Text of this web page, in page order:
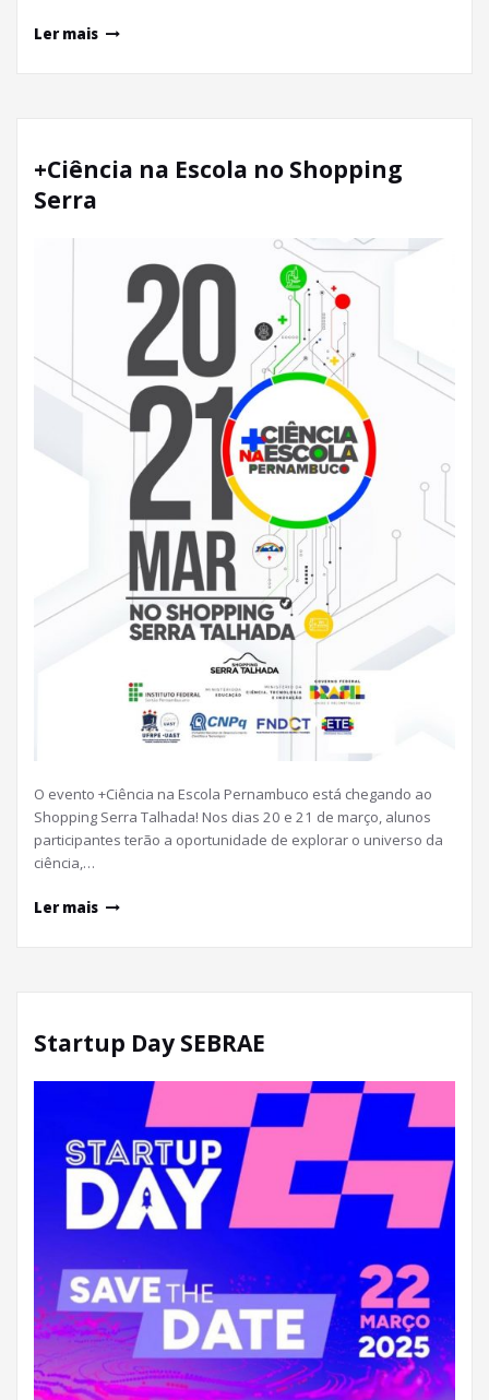
Ler mais
+Ciência na Escola no Shopping
Serra
O evento +Ciência na Escola Pernambuco está chegando ao
Shopping Serra Talhada! Nos dias 20 e 21 de março, alunos
participantes terão a oportunidade de explorar o universo da
ciência,…
Ler mais
Startup Day SEBRAE